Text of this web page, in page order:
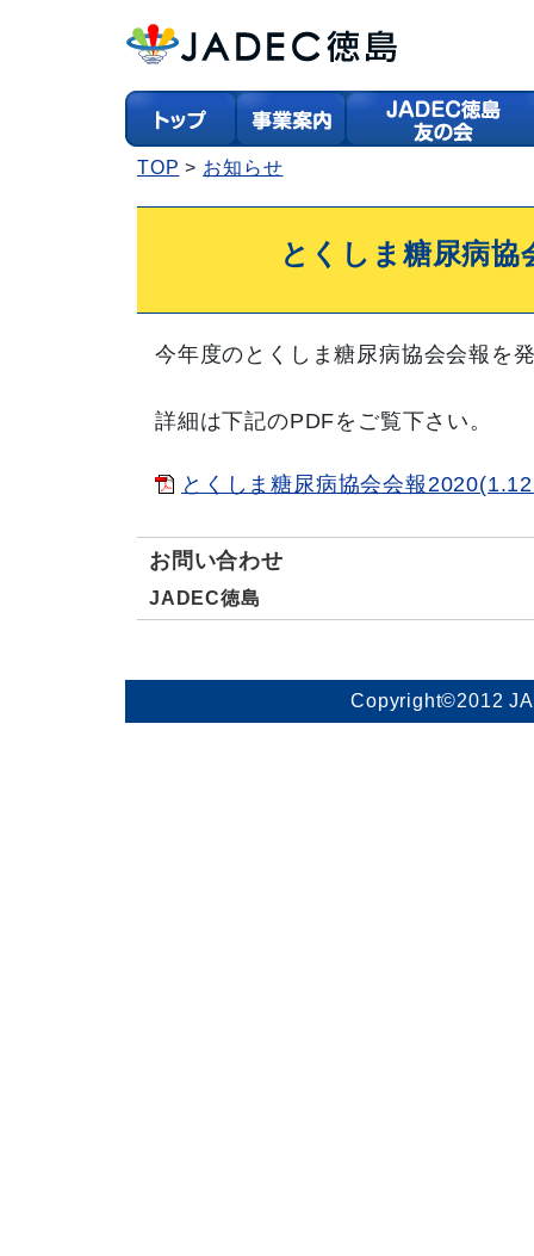
TOP お知らせ
とくしま糖尿病
今年度のとくしま糖尿病協会会報を
詳細は下記のPDFをご覧下さい。
とくしま糖尿病協会会報
お問い合わせ
JADEC徳島
Copyright©2012